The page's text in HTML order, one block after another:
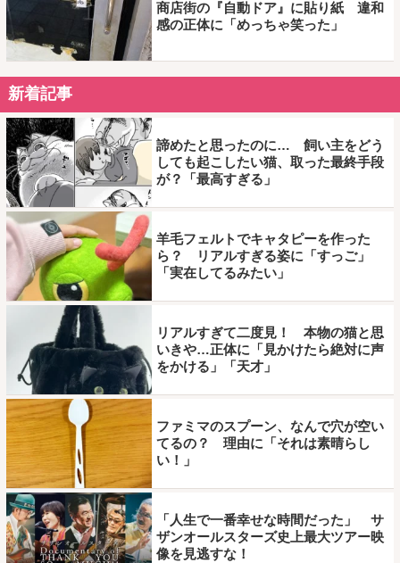
商店街の『自動ドア』に貼り紙 違和
感の正体に「めっちゃ笑った」
新着記事
諦めたと思ったのに… 飼い主をどう
しても起こしたい猫、取った最終手段
が？「最高すぎる」
羊毛フェルトでキャタピーを作った
ら？ リアルすぎる姿に「すっご」
「実在してるみたい」
リアルすぎて二度見！ 本物の猫と思
いきや…正体に「見かけたら絶対に声
をかける」「天才」
ファミマのスプーン、なんで穴が空い
てるの？ 理由に「それは素晴らし
い！」
「人生で一番幸せな時間だった」 サ
ザンオールスターズ史上最大ツアー映
像を見逃すな！